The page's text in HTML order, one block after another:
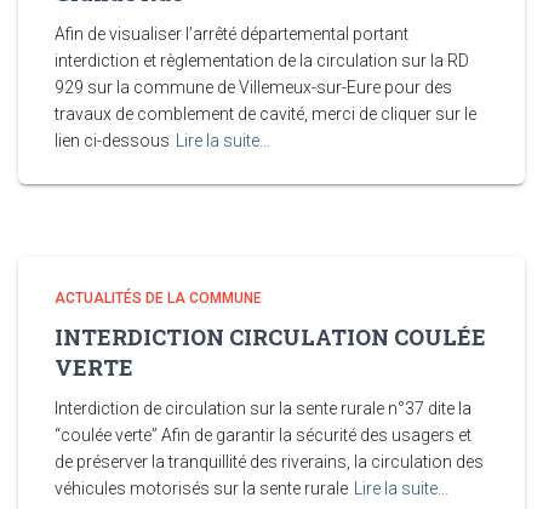
Afin de visualiser l’arrêté départemental portant
interdiction et règlementation de la circulation sur la RD
929 sur la commune de Villemeux-sur-Eure pour des
travaux de comblement de cavité, merci de cliquer sur le
lien ci-dessous
Lire la suite…
ACTUALITÉS DE LA COMMUNE
INTERDICTION CIRCULATION COULÉE
VERTE
Interdiction de circulation sur la sente rurale n°37 dite la
“coulée verte” Afin de garantir la sécurité des usagers et
de préserver la tranquillité des riverains, la circulation des
véhicules motorisés sur la sente rurale
Lire la suite…